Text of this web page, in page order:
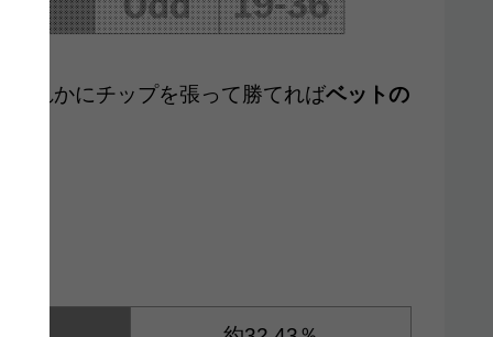
れかにチップを張って勝てればベットの